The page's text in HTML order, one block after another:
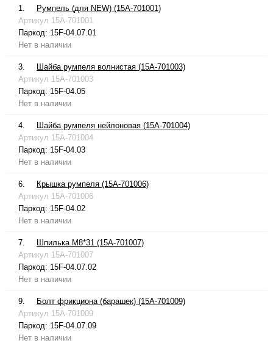
1.
Румпель (для NEW) (15A-701001)
Артикул 15A-701001
Паркод: 15F-04.07.01
Нет в наличии
3.
Шайба румпеля волнистая (15A-701003)
Артикул 15A-701003
Паркод: 15F-04.05
Нет в наличии
4.
Шайба румпеля нейлоновая (15A-701004)
Артикул 15A-701004
Паркод: 15F-04.03
Нет в наличии
6.
Крышка румпеля (15A-701006)
Артикул 15A-701006
Паркод: 15F-04.02
Нет в наличии
7.
Шпилька М8*31 (15A-701007)
Артикул 15A-701007
Паркод: 15F-04.07.02
Нет в наличии
9.
Болт фрикциона (барашек) (15A-701009)
Артикул 15A-701009
Паркод: 15F-04.07.09
Нет в наличии